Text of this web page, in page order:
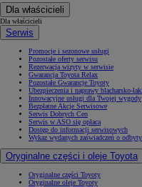
Dla właścicieli
Dla właścicieli
Serwis
Promocje i sezonowe usługi
Pozostałe oferty serwisu
Rezerwacja wizyty w serwisie
Gwarancja Toyota Relax
Pozostałe Gwarancje Toyoty
Ubezpieczenia i naprawy blacharsko-
Innowacyjne usługi dla Twojej wygody
Bezpłatne Akcje Serwisowe
Serwis Dobrych Cen
Serwis w ASO się opłaca
Dostęp do informacji serwisowych
Wykaz wydanych zaświadczeń o
Oryginalne części i oleje Toyota
Oryginalne części Toyoty
Oryginalne oleje Toyoty